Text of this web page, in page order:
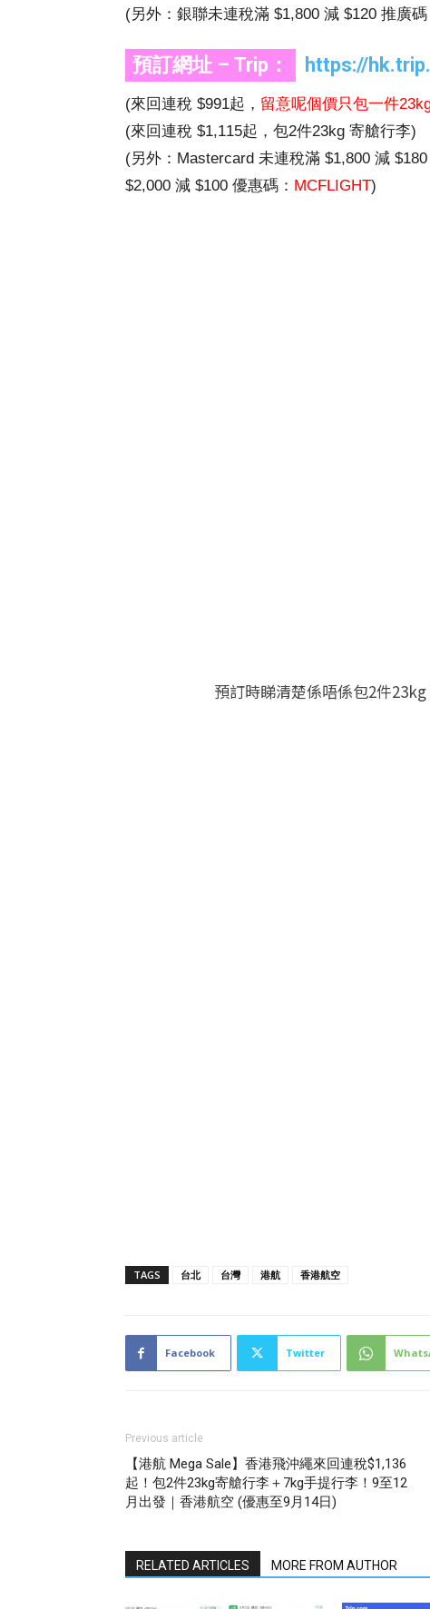
(另外：銀聯未連稅滿 $1,800 減 $120 推廣碼
預訂網址 – Trip： https://
(來回連稅 $991起， 留意呢個價只包一件
(來回連稅 $1,115起，包2件23kg 寄艙行李)
(另外：Mastercard 未連稅滿 $1,800 減 $180
$2,000 減 $100 優惠碼： MCFLIGHT)
預訂時睇清楚係唔係包2件
TAGS 台北 台灣 港航 香港航空
Facebook Twitter
Previous article
【港航 Mega Sale】香港飛沖繩來回連稅$1,136
起！包2件23kg寄艙行李＋7kg手提行李！9至12
月出發｜香港航空 (優惠至9月14日)
RELATED ARTICLES MORE FROM AUTHOR